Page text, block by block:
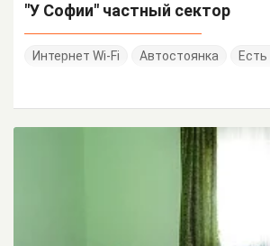
"У Софии" частный сектор
Интернет Wi-Fi Автостоянка